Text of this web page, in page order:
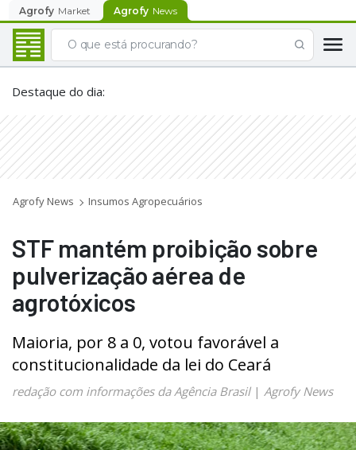
Agrofy Market Agrofy News
Destaque do dia:
Agrofy News Insumos Agropecuários
STF mantém proibição sobre
pulverização aérea de
agrotóxicos
Maioria, por 8 a 0, votou favorável a
constitucionalidade da lei do Ceará
redação com informações da Agência Brasil| Agrofy News